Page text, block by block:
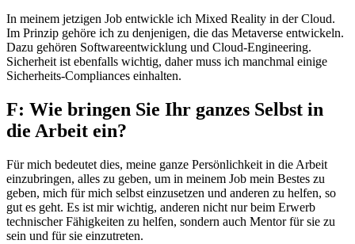
In meinem jetzigen Job entwickle ich Mixed Reality in der Cloud.
Im Prinzip gehöre ich zu denjenigen, die das Metaverse entwickeln.
Dazu gehören Softwareentwicklung und Cloud-Engineering.
Sicherheit ist ebenfalls wichtig, daher muss ich manchmal einige
Sicherheits-Compliances einhalten.
F: Wie bringen Sie Ihr ganzes Selbst in
die Arbeit ein?
Für mich bedeutet dies, meine ganze Persönlichkeit in die Arbeit
einzubringen, alles zu geben, um in meinem Job mein Bestes zu
geben, mich für mich selbst einzusetzen und anderen zu helfen, so
gut es geht. Es ist mir wichtig, anderen nicht nur beim Erwerb
technischer Fähigkeiten zu helfen, sondern auch Mentor für sie zu
sein und für sie einzutreten.